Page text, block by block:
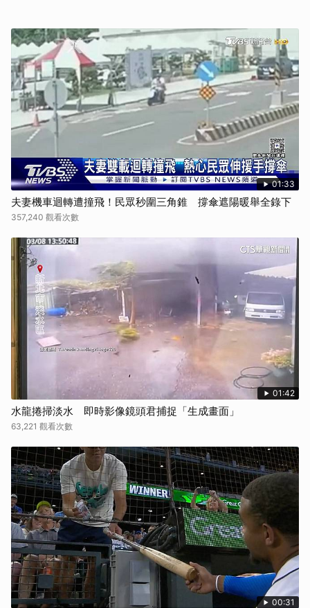
01:33
夫妻機車迴轉遭撞飛！民眾秒圍三角錐 撐傘遮陽暖舉全錄下
357,240 觀看次數
01:42
水龍捲掃淡水 即時影像鏡頭君捕捉「生成畫面」
63,221 觀看次數
00:31